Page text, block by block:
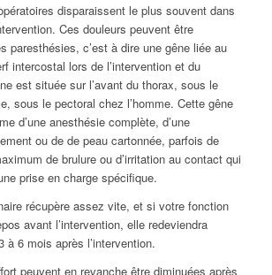
disparaissent le plus souvent dans
Ces douleurs peuvent être
paresthésies, c’est à dire une gêne liée au
intercostal lors de l’intervention et du
est située sur l’avant du thorax, sous le
sous le pectoral chez l’homme. Cette gêne
d’une anesthésie complète, d’une
ou de de peau cartonnée, parfois de
de brulure ou d’irritation au contact qui
prise en charge spécifique.
récupère assez vite, et si votre fonction
avant l’intervention, elle redeviendra
à 6 mois après l’intervention.
peuvent en revanche être diminuées après